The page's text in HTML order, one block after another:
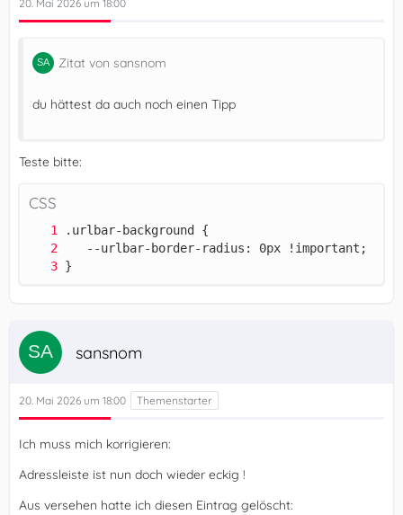
20. Mai 2026 um 18:00
Zitat von sansnom
du hättest da auch noch einen Tipp
Teste bitte:
CSS
}
sansnom
20. Mai 2026 um 18:00
Ich muss mich korrigieren:
Adressleiste ist nun doch wieder eckig !
Aus versehen hatte ich diesen Eintrag gelöscht: